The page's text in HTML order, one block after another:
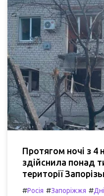
Протягом ночі з 4
здійснила понад
території
#Росія #Запоріжжя #